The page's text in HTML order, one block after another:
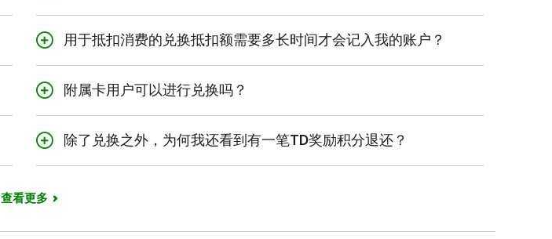
合资格消费1可能包括：
旅行消费
机票
酒店
租车
游轮
旅行社和旅游经营者
用于抵扣消费的兑换抵扣额需要多长时间才会记入我的账户？
此抵扣额将在2个工作日内记入您的账户。您的奖励余额将立即更新。
您可以在奖励交易记录中查看完整的积分兑换清单。
附属卡用户可以进行兑换吗？
可以。主要持卡人和所有附属卡用户均可兑换TD奖励积分。
除了兑换之外，为何我还看到有一笔TD奖励积分退还？
可赚取的TD奖励积分以净消费额为准 (即兑换的TD奖励积分所对应的抵扣额记入
扣额都将减少或取消此项消费之前赚取的TD奖励积分。如果此抵扣额仅涵盖此项
查看更多